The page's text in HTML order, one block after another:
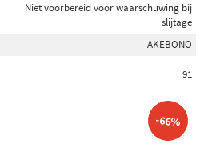
Niet voorbereid voor waarschuwing bij
slijtage
AKEBONO
91
-66%